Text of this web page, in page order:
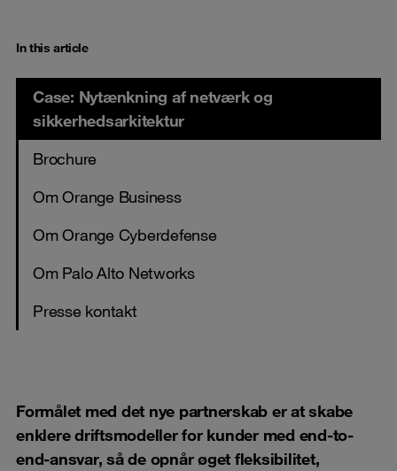
In this article
Case: Nytænkning af netværk og
sikkerhedsarkitektur
Brochure
Om Orange Business
Om Orange Cyberdefense
Om Palo Alto Networks
Presse kontakt
Formålet med det nye partnerskab er at skabe
enkleredriftsmodellerfor kundermed end-to-
end-ansvar, så de opnårøget fleksibilitet,